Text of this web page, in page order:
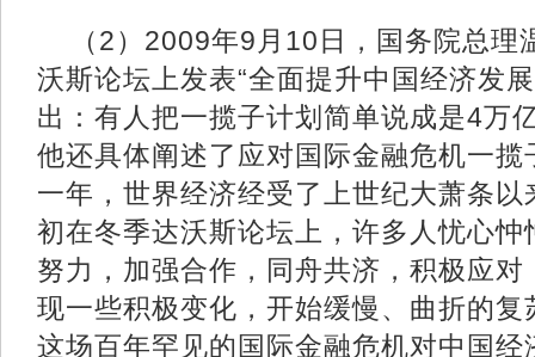
（2）2009年9月10日，国务院总理
沃斯论坛上发表“全面提升中国经济发
出：有人把一揽子计划简单说成是4万
他还具体阐述了应对国际金融危机一
一年，世界经济经受了上世纪大萧条
初在冬季达沃斯论坛上，许多人忧心
努力，加强合作，同舟共济，积极应
现一些积极变化，开始缓慢、曲折的
这场百年罕见的国际金融危机对中国